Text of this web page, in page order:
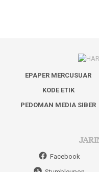
EPAPER MERCUSUAR
KODE ETIK
PEDOMAN MEDIA SIBER
Facebook